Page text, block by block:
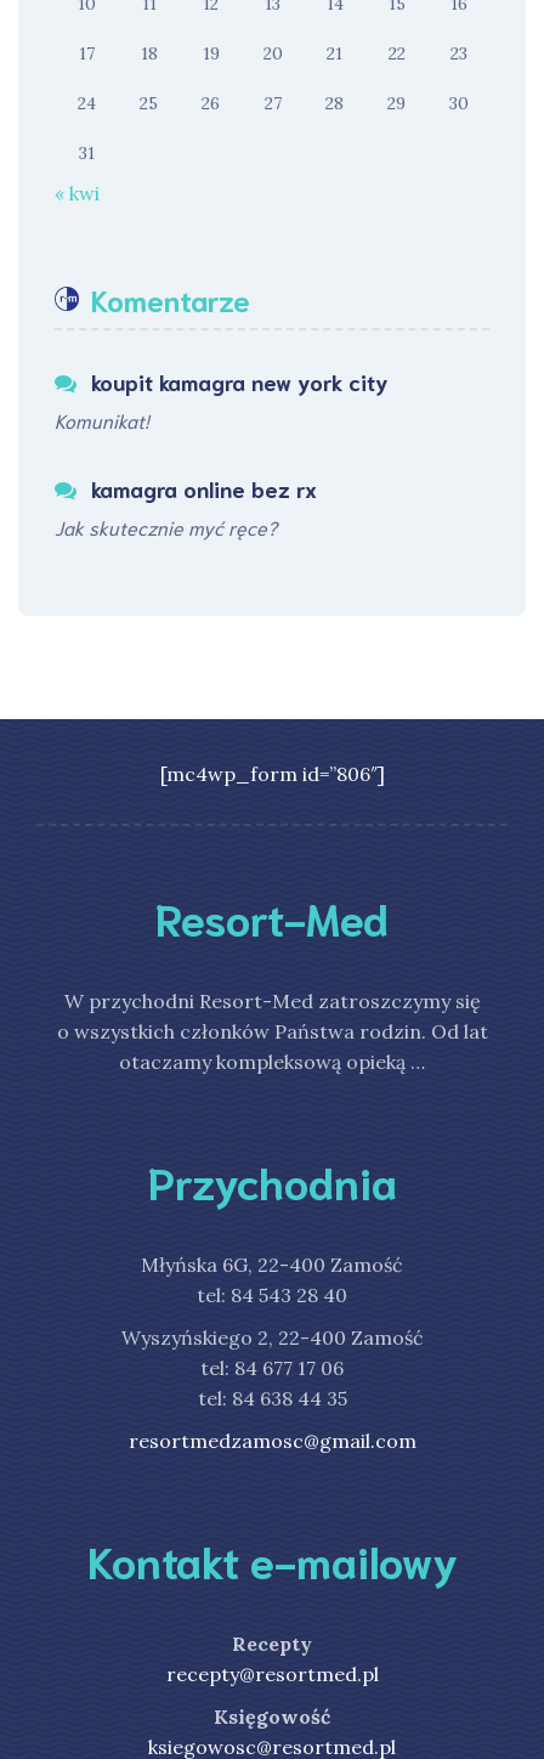
17 18 19 20 21 22 23
24 25 26 27 28 29 30
31
« kwi
Komentarze
koupit kamagra new york city
Komunikat!
kamagra online bez rx
Jak skutecznie myć ręce?
[mc4wp_form id=”806″]
Resort-Med
W przychodni Resort-Med zatroszczymy się
o wszystkich członków Państwa rodzin. Od lat
otaczamy kompleksową opieką …
Przychodnia
Młyńska 6G, 22-400 Zamość
tel: 84 543 28 40
Wyszyńskiego 2, 22-400 Zamość
tel: 84 677 17 06
tel: 84 638 44 35
resortmedzamosc@gmail.com
Kontakt e-mailowy
Recepty
recepty@resortmed.pl
Księgowość
ksiegowosc@resortmed.pl